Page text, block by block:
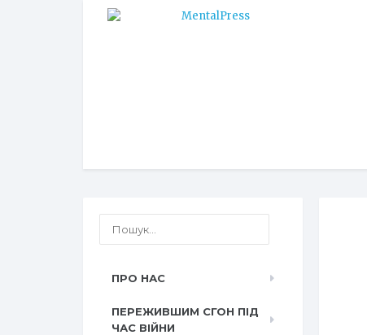
ПРО НАС
ПЕРЕЖИВШИМ СГОН ПІД
ЧАС ВІЙНИ